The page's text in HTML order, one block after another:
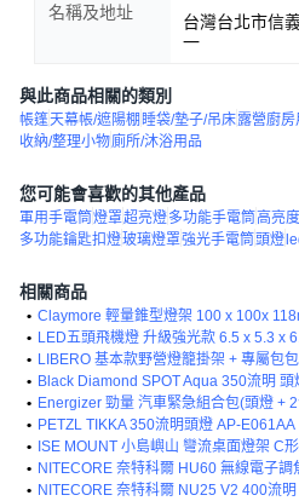
名稱及地址
台灣台北市信
一
與此商品相關的類別
帳篷天幕帳/遮陽棚 睡袋/墊子/吊床露營廚房
收納/整理小物廁所/沐浴用品
您可能會喜歡的其他產品
軍用手電筒燈罩超亮燈多功能手電筒高亮
多功能鑰匙扣燈玻璃燈罩強光手電筒頭燈
相關商品
• Claymore 輕量錐型燈架 100 x 100x
• LED五頭飛機燈 升級強光款 6.5 x 5.3 x
• LIBERO 基本款野營燈籠掛架 + 專屬包
• Black Diamond SPOT Aqua 350流明 頭
• Energizer 勁量 汽車緊急組合包(頭燈 +
• PETZL TIKKA 350流明頭燈 AP-E061AA
• ISE MOUNT 小島嶼山 彎流桌面燈架 C
•
• NITECORE 奈特科爾 NU25 V2 400流